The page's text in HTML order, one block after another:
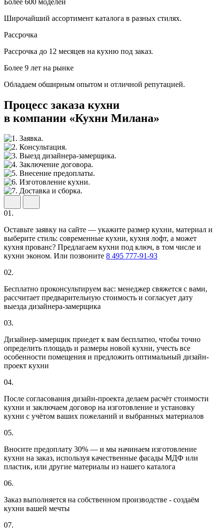
Широчайший ассортимент каталога в разных стилях.
Рассрочка
Рассрочка до 12 месяцев на кухню под заказ.
Более 9 лет на рынке
Обладаем обширным опытом и отличной репутацией.
Процесс заказа кухни
в компании «Кухни Милана»
01.
Оставьте заявку на сайте — укажите размер кухни, материал и
выберите стиль: современные кухни, кухня лофт, а может
кухня прованс? Предлагаем кухни под ключ, в том числе и
кухни эконом. Или позвоните 8 495 777-91-93
02.
Бесплатно проконсультируем вас: менеджер свяжется с вами,
рассчитает предварительную стоимость и согласует дату
выезда дизайнера-замерщика
03.
Дизайнер-замерщик приедет к вам бесплатно, чтобы точно
определить площадь и размеры новой кухни, учесть все
особенности помещения и предложить оптимальный дизайн-
проект кухни
04.
После согласования дизайн-проекта делаем расчёт стоимости
кухни и заключаем договор на изготовление и установку
кухни с учётом ваших пожеланий и выбранных материалов
05.
Вносите предоплату 30% — и мы начинаем изготовление
кухни на заказ, используя качественные фасады МДФ или
пластик, или другие материалы из нашего каталога
06.
Заказ выполняется на собственном производстве - создаём
кухни вашей мечты
07.